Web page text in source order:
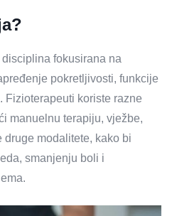
fokusirana na
pokretljivosti, funkcije
Fizioterapeuti koriste razne
manuelnu terapiju, vježbe,
druge modalitete, kako bi
smanjenju boli i